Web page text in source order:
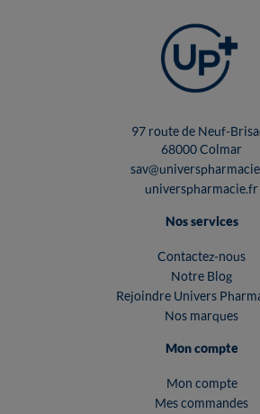
97 route de Neuf-
68000 Colmar
universpharmacie.fr
Nos services
Contactez-nous
Notre Blog
Rejoindre Univers
Nos marques
Mon compte
Mon compte
Mes commandes